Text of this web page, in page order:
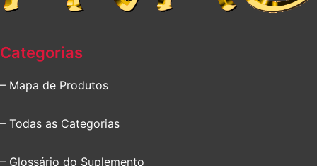
Categorias
– Mapa de Produtos
– Todas as Categorias
– Glossário do Suplemento